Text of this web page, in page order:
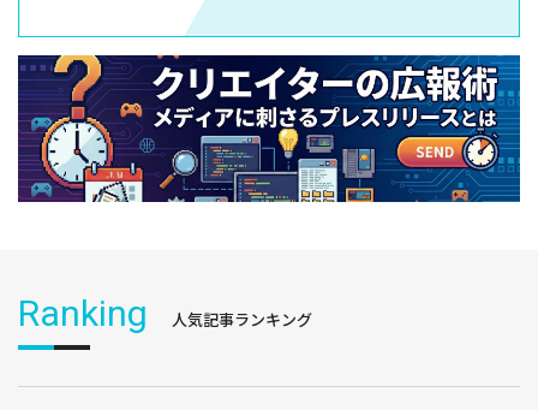
Ranking 人気記事ランキング